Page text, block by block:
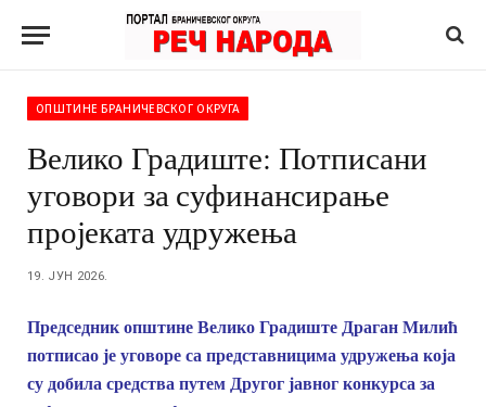
ОПШТИНЕ БРАНИЧЕВСКОГ ОКРУГА
Велико Градиште: Потписани
уговори за суфинансирање
пројеката удружења
19. ЈУН 2026.
Председник општине Велико Градиште Драган Милић
потписао је уговоре са представницима удружења која
су добила средства путем Другог јавног конкурса за